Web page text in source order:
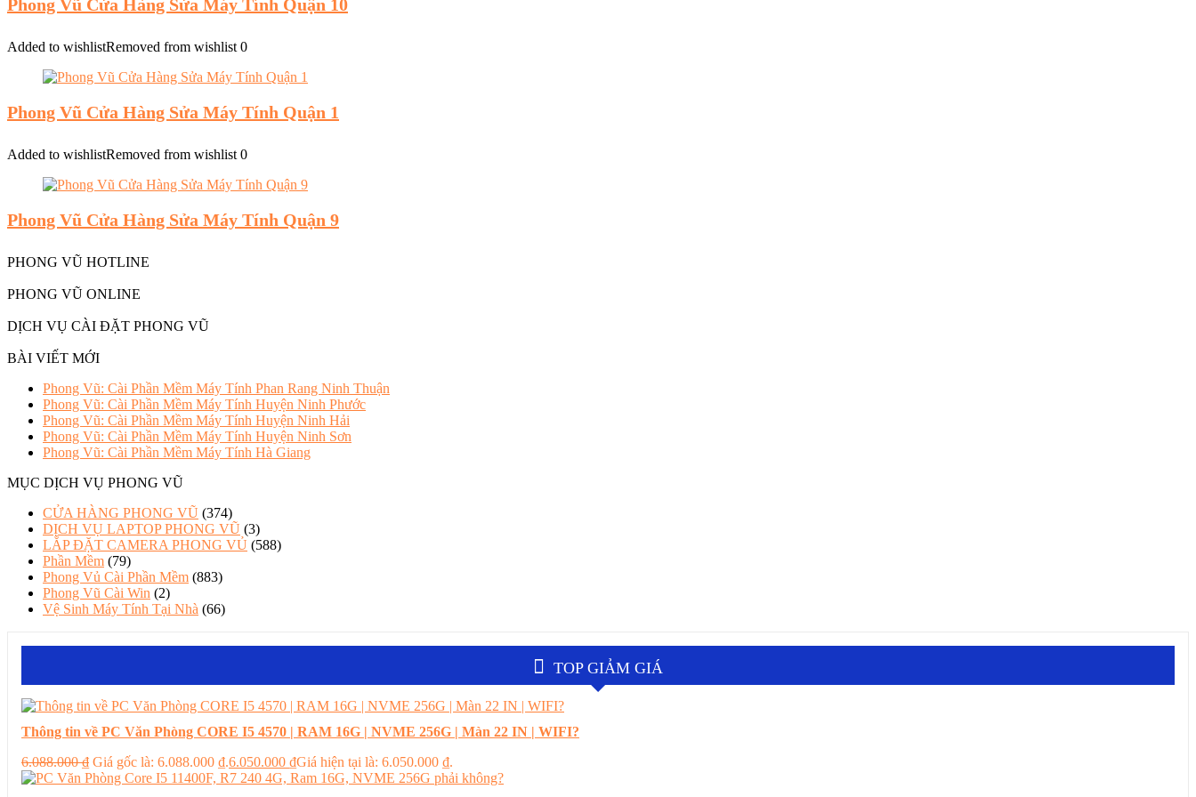
Phong Vũ Cửa Hàng Sửa Máy Tính Quận 10
Added to wishlistRemoved from wishlist 0
Phong Vũ Cửa Hàng Sửa Máy Tính Quận 1
Added to wishlistRemoved from wishlist 0
Phong Vũ Cửa Hàng Sửa Máy Tính Quận 9
PHONG VŨ HOTLINE
PHONG VŨ ONLINE
DỊCH VỤ CÀI ĐẶT PHONG VŨ
BÀI VIẾT MỚI
Phong Vũ: Cài Phần Mềm Máy Tính Phan Rang Ninh Thuận
Phong Vũ: Cài Phần Mềm Máy Tính Huyện Ninh Phước
Phong Vũ: Cài Phần Mềm Máy Tính Huyện Ninh Hải
Phong Vũ: Cài Phần Mềm Máy Tính Huyện Ninh Sơn
Phong Vũ: Cài Phần Mềm Máy Tính Hà Giang
MỤC DỊCH VỤ PHONG VŨ
CỬA HÀNG PHONG VŨ (374)
DỊCH VỤ LAPTOP PHONG VŨ (3)
LẮP ĐẶT CAMERA PHONG VỦ (588)
Phần Mềm (79)
Phong Vủ Cài Phần Mềm (883)
Phong Vũ Cài Win (2)
Vệ Sinh Máy Tính Tại Nhà (66)
TOP GIẢM GIÁ
Thông tin về PC Văn Phòng CORE I5 4570 | RAM 16G | NVME 256G | Màn 22 IN | WIFI?
6.088.000₫ Giá gốc là: 6.088.000 ₫.6.050.000 ₫Giá hiện tại là: 6.050.000 ₫.